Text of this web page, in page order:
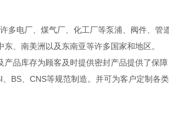
电厂、煤气厂、化工厂等泵浦、阀件、管
东、南美洲以及东南亚等许多国家和地区。
品库存为顾客及时提供密封产品提供了保
BS、CNS等规范制造。并可为客户定制各